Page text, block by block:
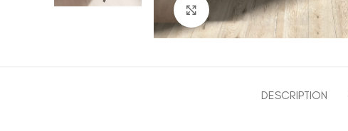
Click to enlarge
DESCRIPTION